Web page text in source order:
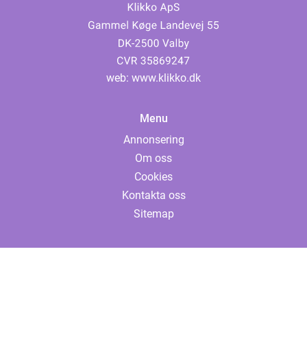
web: www.klikko.dk
Menu
Annonsering
Om oss
Cookies
Kontakta oss
Sitemap